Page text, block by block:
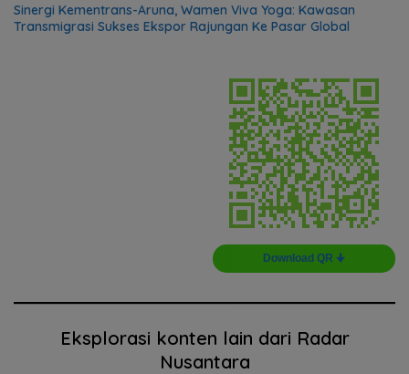
Sinergi Kementrans-Aruna, Wamen Viva Yoga: Kawasan
Transmigrasi Sukses Ekspor Rajungan Ke Pasar Global
Download QR 🠋
Eksplorasi konten lain dari Radar
Nusantara